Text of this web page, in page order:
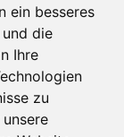
ein besseres
die
Ihre
zu
dank